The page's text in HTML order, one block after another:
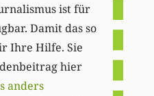
ist für
Damit das so
Ihre Hilfe. Sie
hier
anders